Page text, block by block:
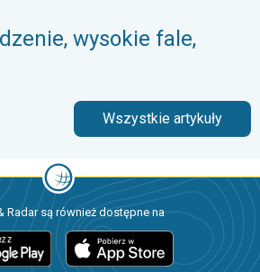
wysokie fale,
Wszystkie artykuły
Radar są również dostępne na